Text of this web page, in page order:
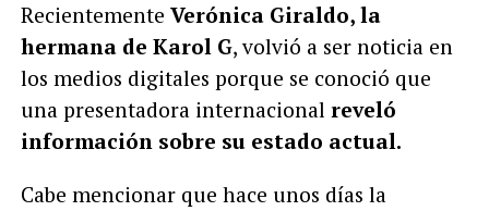
Recientemente Verónica Giraldo, la
hermana de Karol G, volvió a ser noticia en
los medios digitales porque se conoció que
una presentadora internacional reveló
información sobre su estado actual.
Cabe mencionar que hace unos días la